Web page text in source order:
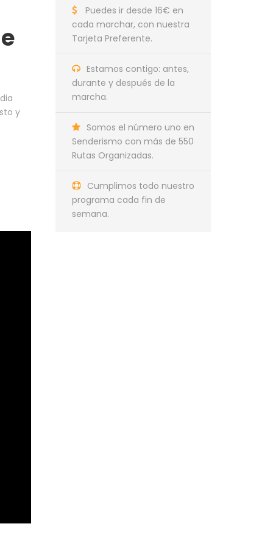
y
Puedes ir desde 16€ en
cada marchar, con nuestra
Tarjeta Preferente.
Estamos contigo: antes,
durante y después de la
marcha.
Somos el número uno en
Senderismo con más de 550
Rutas Organizadas.
Cumplimos todo nuestro
programa cada fin de
semana.